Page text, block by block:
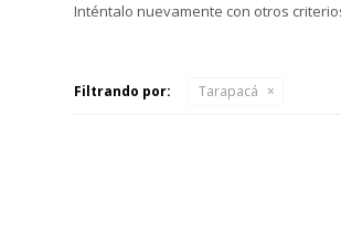
Inténtalo nuevamente con otros
Filtrando por: Tarapacá